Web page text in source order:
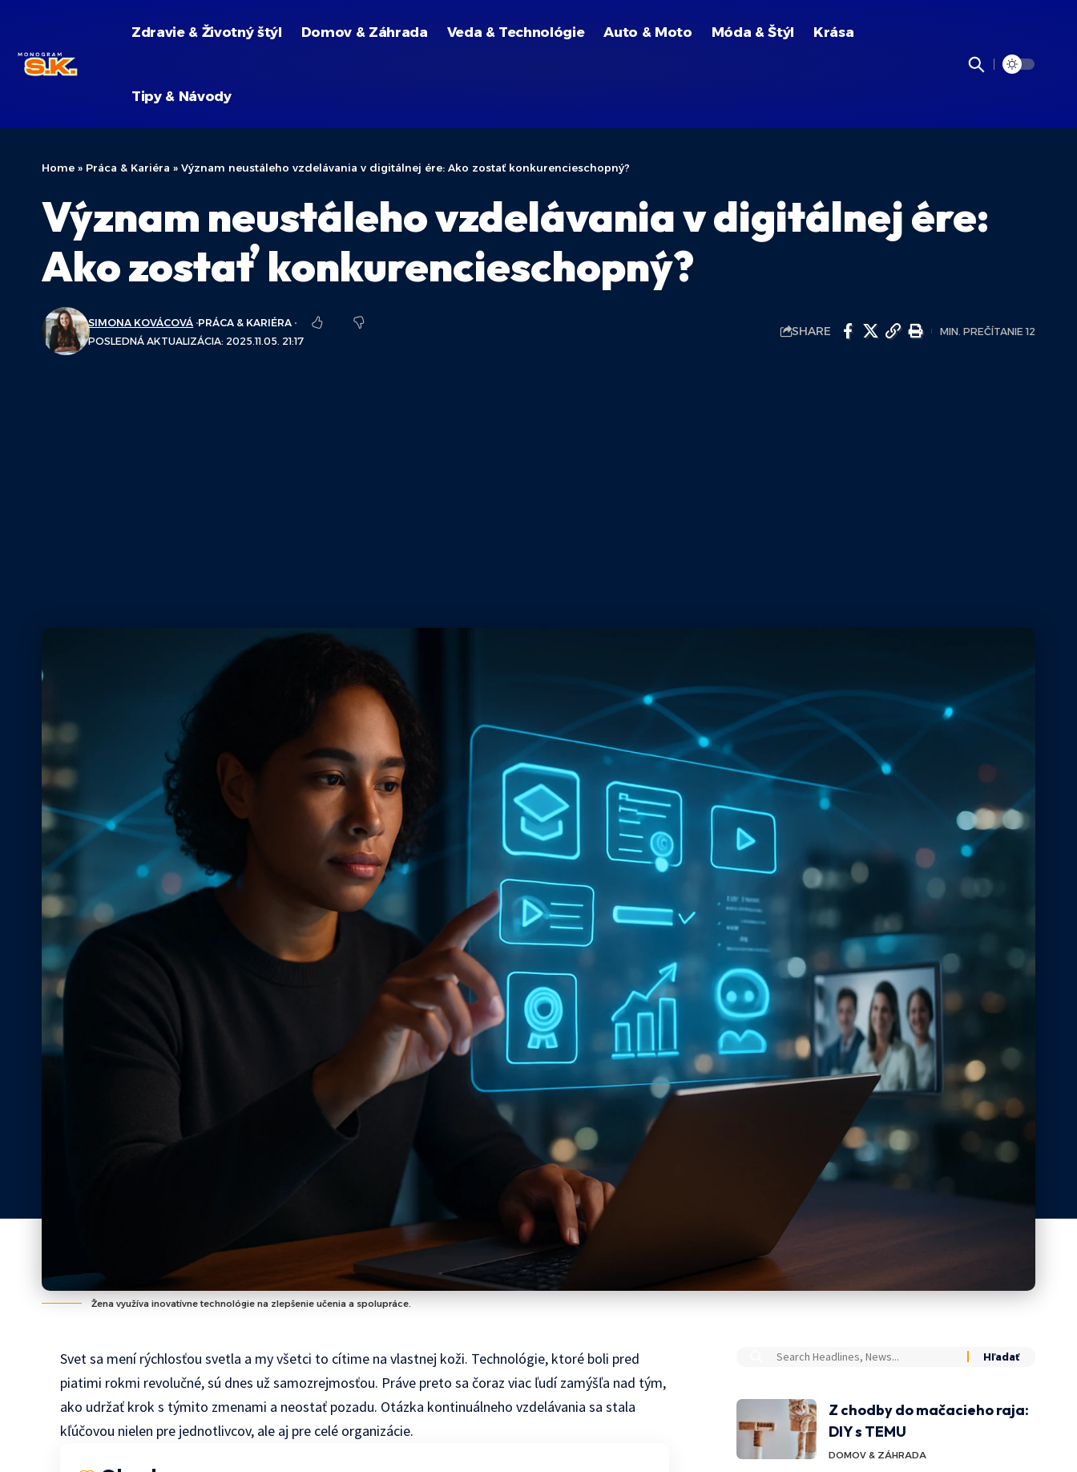
Zdravie & Životný štýl Domov & Záhrada Veda & Technológie Auto & Moto Móda & Štýl Krása
Tipy & Návody
Home » Práca & Kariéra » Význam neustáleho vzdelávania v digitálnej ére: Ako zostať konkurencieschopný?
Význam neustáleho vzdelávania v digitálnej ére:
Ako zostať konkurencieschopný?
POSLEDNÁ AKTUALIZÁCIA: 2025.11.05. 21:17
SIMONA KOVÁCOVÁ PRÁCA & KARIÉRA
SHARE MIN. PREČÍTANIE 12
Žena využíva inovatívne technológie na zlepšenie učenia a spolupráce.
Svet sa mení rýchlosťou svetla a my všetci to cítime na vlastnej koži. Technológie, ktoré boli pred
piatimi rokmi revolučné, sú dnes už samozrejmosťou. Práve preto sa čoraz viac ľudí zamýšľa nad tým,
ako udržať krok s týmito zmenami a neostať pozadu. Otázka kontinuálneho vzdelávania sa stala
kľúčovou nielen pre jednotlivcov, ale aj pre celé organizácie.
Z chodby do mačacieho raja:
DIY s TEMU
DOMOV & ZÁHRADA